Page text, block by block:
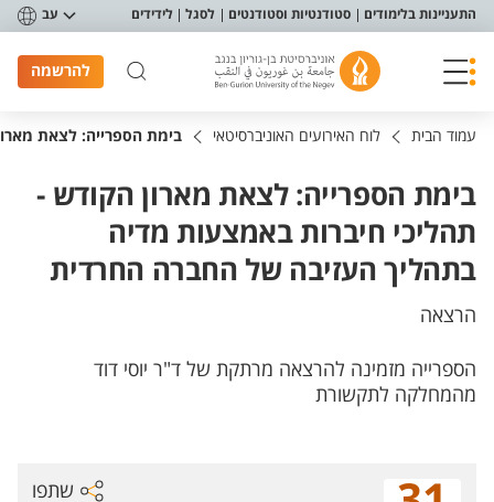
תפריט נגישות
התעניינות בלימודים סטודנטיות וסטודנטים לסגל לידידים עב
להרשמה
עמוד הבית לוח האירועים האוניברסיטאי בימת הספרייה: לצאת
בימת הספרייה: לצאת מארון הקודש -
תהליכי חיברות באמצעות מדיה
בתהליך העזיבה של החברה החרדית
הרצאה
הספרייה מזמינה להרצאה מרתקת של ד"ר יוסי דוד
מהמחלקה לתקשורת
שתפו